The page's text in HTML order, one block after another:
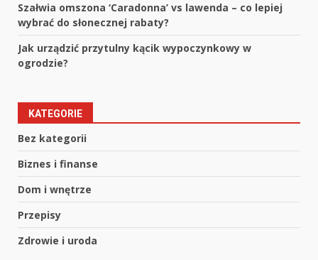
Szałwia omszona ‘Caradonna’ vs lawenda – co lepiej
wybrać do słonecznej rabaty?
Jak urządzić przytulny kącik wypoczynkowy w
ogrodzie?
KATEGORIE
Bez kategorii
Biznes i finanse
Dom i wnętrze
Przepisy
Zdrowie i uroda